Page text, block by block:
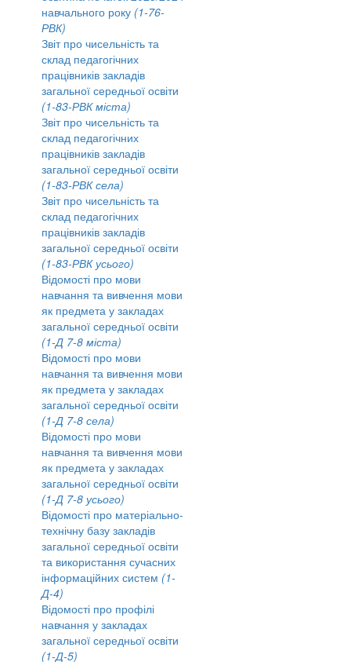
навчального року (1-76-
РВК)
Звіт про чисельність та
склад педагогічних
працівників закладів
загальної середньої освіти
(1-83-РВК міста)
Звіт про чисельність та
склад педагогічних
працівників закладів
загальної середньої освіти
(1-83-РВК села)
Звіт про чисельність та
склад педагогічних
працівників закладів
загальної середньої освіти
(1-83-РВК усього)
Відомості про мови
навчання та вивчення мови
як предмета у закладах
загальної середньої освіти
(1-Д 7-8 міста)
Відомості про мови
навчання та вивчення мови
як предмета у закладах
загальної середньої освіти
(1-Д 7-8 села)
Відомості про мови
навчання та вивчення мови
як предмета у закладах
загальної середньої освіти
(1-Д 7-8 усього)
Відомості про матеріально-
технічну базу закладів
загальної середньої освіти
та використання сучасних
інформаційних систем (1-
Д-4)
Відомості про профілі
навчання у закладах
загальної середньої освіти
(1-Д-5)